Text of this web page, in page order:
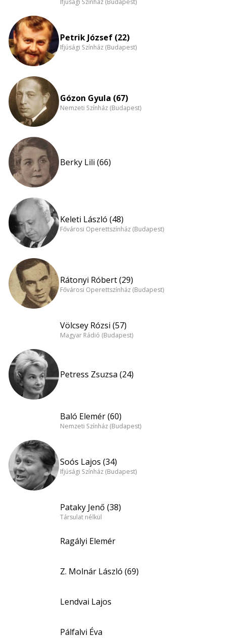
nagyítása
Ifjúsági Színház (Budapest)
Petrik József (22)
Ifjúsági Színház (Budapest)
Gózon Gyula (67)
Nemzeti Színház (Budapest)
Berky Lili (66)
Keleti László (48)
Fővárosi Operettszínház (Budapest)
Rátonyi Róbert (29)
Fővárosi Operettszínház (Budapest)
Völcsey Rózsi (57)
Magyar Rádió (Budapest)
Petress Zsuzsa (24)
Baló Elemér (60)
Nemzeti Színház (Budapest)
Soós Lajos (34)
Ifjúsági Színház (Budapest)
Pataky Jenő (38)
Társulat nélkül
Ragályi Elemér
Z. Molnár László (69)
Lendvai Lajos
Pálfalvi Éva